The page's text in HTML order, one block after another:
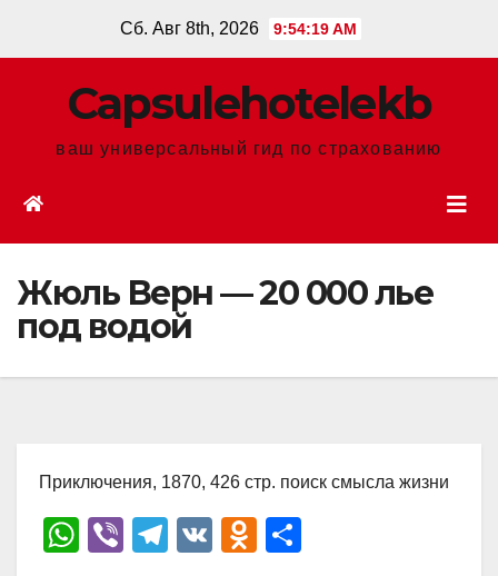
Сб. Авг 8th, 2026 9:54:20 AM
Сapsulehotelekb
ваш универсальный гид по страхованию
Жюль Верн — 20 000 лье
под водой
Приключения, 1870, 426 стр. поиск смысла жизни
W
Vi
T
V
O